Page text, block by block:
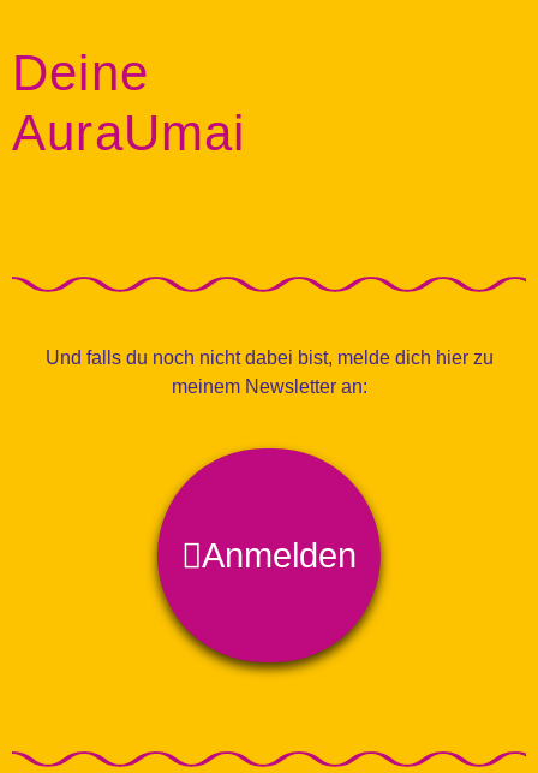
Deine
AuraUmai
Und falls du noch nicht dabei bist, melde dich hier zu
meinem Newsletter an:
Anmelden